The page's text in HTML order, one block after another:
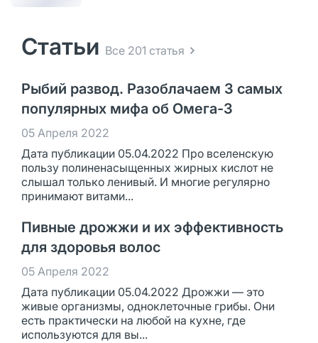
Статьи Все 201 статья
Рыбий развод. Разоблачаем 3 самых
популярных мифа об Омега-3
05 Апреля 2022
Дата публикации 05.04.2022 Про вселенскую
пользу полиненасыщенных жирных кислот не
слышал только ленивый. И многие регулярно
принимают витами...
Пивные дрожжи и их эффективность
для здоровья волос
05 Апреля 2022
Дата публикации 05.04.2022 Дрожжи — это
живые организмы, одноклеточные грибы. Они
есть практически на любой на кухне, где
используются для вы...